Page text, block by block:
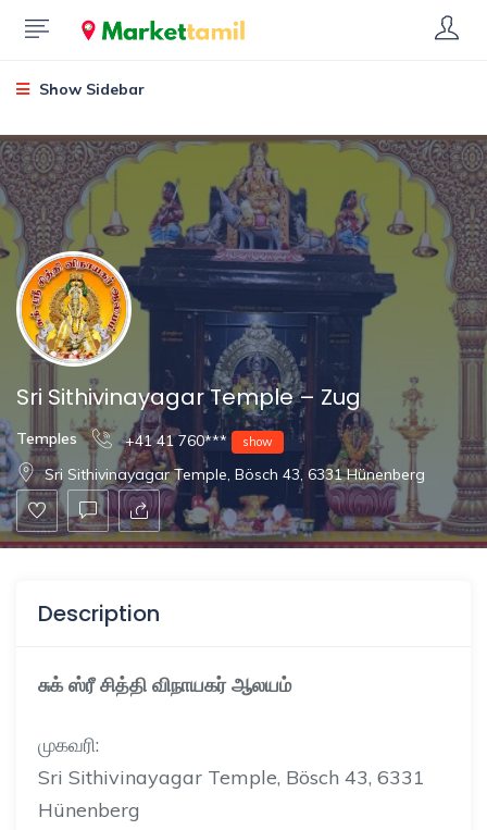
Show Sidebar
Sri Sithivinayagar Temple – Zug
Temples +41 41 760*** show
Sri Sithivinayagar Temple, Bösch 43, 6331 Hünenberg
Description
சுக் ஸ்ரீ சித்தி விநாயகர் ஆலயம்
முகவரி:
Sri Sithivinayagar Temple, Bösch 43, 6331
Hünenberg